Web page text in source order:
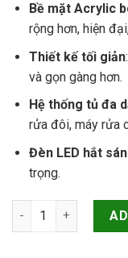
Bề mặt Acrylic
rộng hơn, hiện
Thiết kế tối giản
và gọn gàng hơn.
Hệ thống tủ đa
rửa đôi, máy rửa
Đèn LED hắt
trọng.
Tủ bếp nhựa